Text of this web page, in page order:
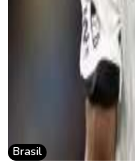
Brasil